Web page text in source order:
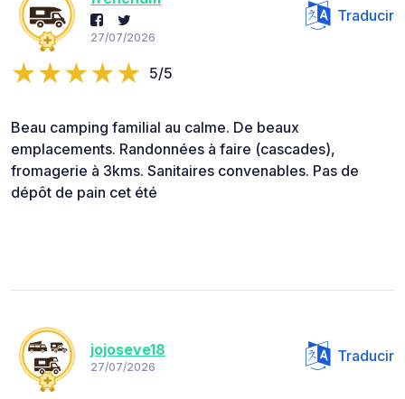
27/07/2026
Traducir
5/5
Beau camping familial au calme. De beaux
emplacements. Randonnées à faire (cascades),
fromagerie à 3kms. Sanitaires convenables. Pas de
dépôt de pain cet été
jojoseve18
27/07/2026
Traducir